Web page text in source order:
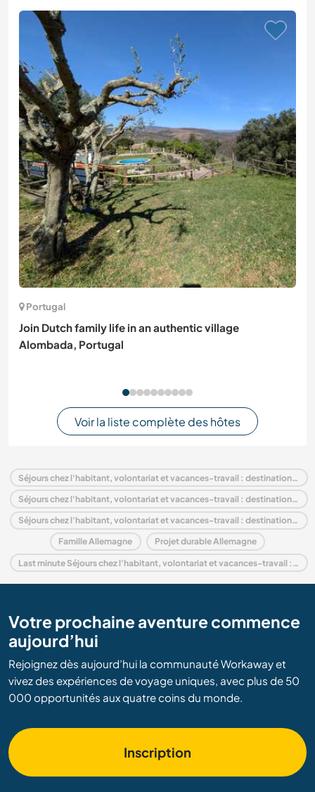
Portugal
Join Dutch family life in an authentic village
Alombada, Portugal
Voir la liste complète des hôtes
Séjours chez l'habitant, volontariat et vacances-travail : destination Allemagne
Séjours chez l'habitant, volontariat et vacances-travail : destination Europe
Séjours chez l'habitant, volontariat et vacances-travail : destination Thuringia
Famille Allemagne Projet durable Allemagne
Last minute Séjours chez l'habitant, volontariat et vacances-travail : destination Allemagne
Votre prochaine aventure commence
aujourd’hui
Rejoignez dès aujourd’hui la communauté Workaway et
vivez des expériences de voyage uniques, avec plus de 50
000 opportunités aux quatre coins du monde.
Inscription